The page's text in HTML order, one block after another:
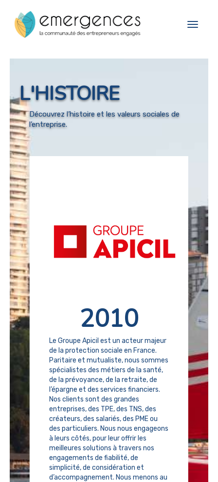
Toggle
2010
Le Groupe Apicil est un acteur majeur
de la protection sociale en France.
Paritaire et mutualiste, nous sommes
spécialistes des métiers de la santé,
de la prévoyance, de la retraite, de
l’épargne et des services financiers.
Nos clients sont des grandes
entreprises, des TPE, des TNS, des
créateurs, des salariés, des PME ou
des particuliers. Nous nous engageons
à leurs côtés, pour leur offrir les
meilleures solutions à travers nos
engagements de fiabilité, de
simplicité, de considération et
d’accompagnement. Nous menons au
L'HISTOIRE
Découvrez l’histoire et les valeurs sociales de
l’entreprise.